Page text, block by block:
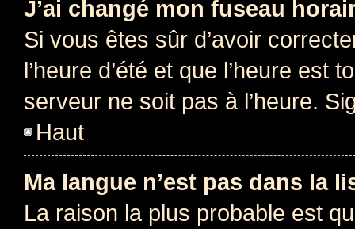
J’ai changé mon fuseau
Si vous êtes sûr d’avoir
l’heure d’été et que l’heure est
serveur ne soit pas à l’heure.
Haut
Ma langue n’est pas dans la
La raison la plus probable est